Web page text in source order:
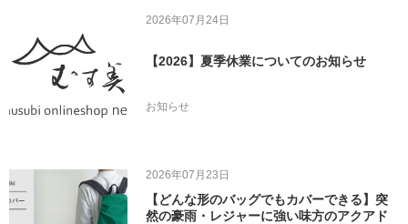
2026年07月24日
【2026】夏季休業についてのお知らせ
お知らせ
2026年07月23日
【どんな形のバッグでもカバーできる】突
然の豪雨・レジャーに強い味方のアクアド